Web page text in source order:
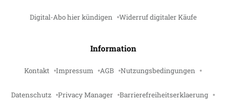
Digital-Abo hier kündigen Widerruf digitaler Käufe
Information
Kontakt Impressum AGB Nutzungsbedingungen
Datenschutz Privacy Manager Barrierefreiheitserklaerung